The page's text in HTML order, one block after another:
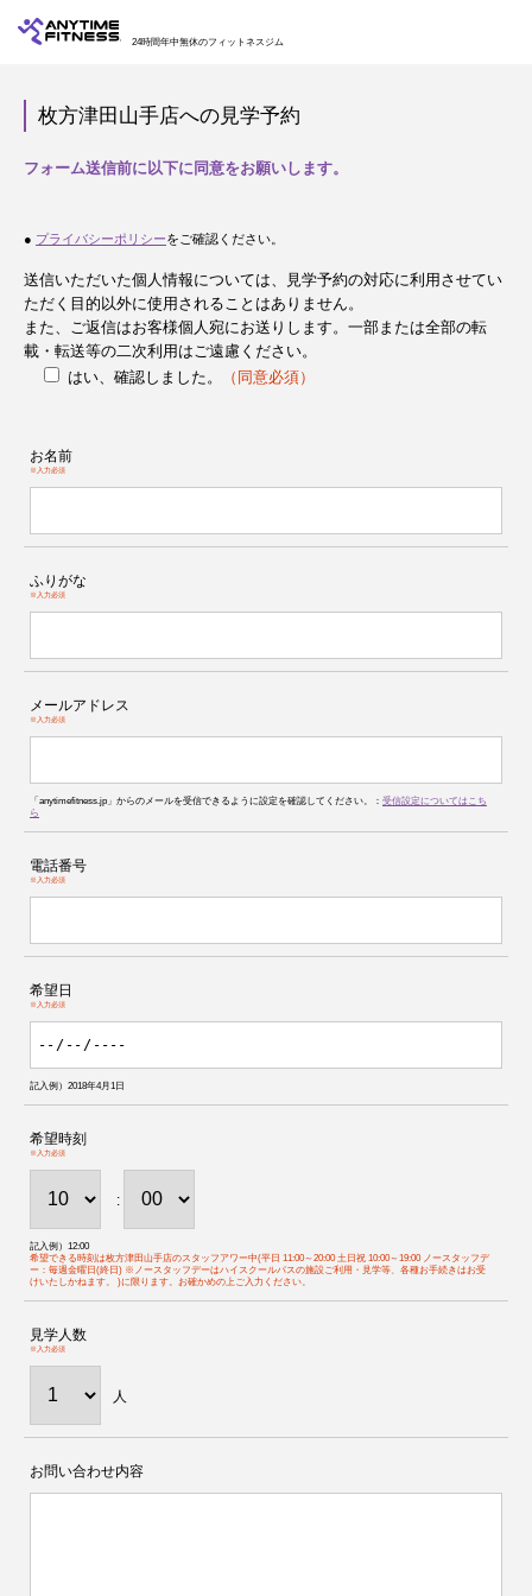
24時間年中無休のフィットネスジム
枚方津田山手店への見学予約
フォーム送信前に以下に同意をお願いします。
● プライバシーポリシーをご確認ください。
送信いただいた個人情報については、見学予約の対応に利用させてい
ただく目的以外に使用されることはありません。
また、ご返信はお客様個人宛にお送りします。一部または全部の転
載・転送等の二次利用はご遠慮ください。
はい、確認しました。
（同意必須）
お名前
※入力必須
ふりがな
※入力必須
メールアドレス
※入力必須
「anytimefitness.jp」からのメールを受信できるように設定を確認してください。： 受信設定についてはこち
ら
電話番号
※入力必須
希望日
※入力必須
記入例）2018年4月1日
希望時刻
※入力必須
:
記入例）12:00
希望できる時刻は枚方津田山手店のスタッフアワー中(平日 11:00～20:00 土日祝 10:00～19:00 ノースタッフデ
ー：毎週金曜日(終日) ※ノースタッフデーはハイスクールパスの施設ご利用・見学等、各種お手続きはお受
けいたしかねます。 )に限ります。お確かめの上ご入力ください。
見学人数
※入力必須
人
お問い合わせ内容